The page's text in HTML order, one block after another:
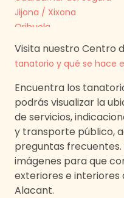
Jijona / Xixona
Orihuela
Pedreguer
San Juan de Alicante /
San Vicente del Raspeig
Torrevieja
Vergel
Villajoyosa / Vilajoiosa
Visita nuestro Centro
tanatorio y qué se hace
Encuentra los
podrás visualizar la
de servicios,
y transporte público,
preguntas
imágenes para que
exteriores e interiores
Alacant.